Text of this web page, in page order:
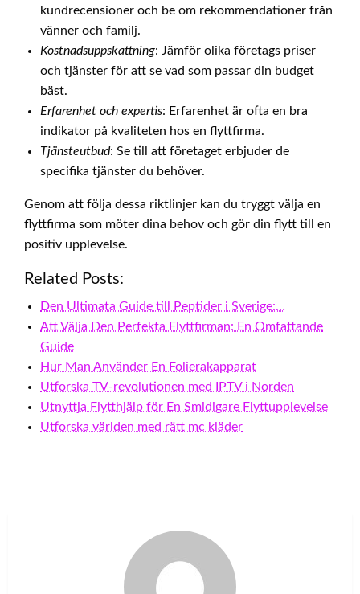
kundrecensioner och be om rekommendationer från
vänner och familj.
Kostnadsuppskattning: Jämför olika företags priser
och tjänster för att se vad som passar din budget
bäst.
Erfarenhet och expertis: Erfarenhet är ofta en bra
indikator på kvaliteten hos en flyttfirma.
Tjänsteutbud: Se till att företaget erbjuder de
specifika tjänster du behöver.
Genom att följa dessa riktlinjer kan du tryggt välja en
flyttfirma som möter dina behov och gör din flytt till en
positiv upplevelse.
Related Posts:
Den Ultimata Guide till Peptider i Sverige:…
Att Välja Den Perfekta Flyttfirman: En Omfattande
Guide
Hur Man Använder En Folierakapparat
Utforska TV-revolutionen med IPTV i Norden
Utnyttja Flytthjälp för En Smidigare Flyttupplevelse
Utforska världen med rätt mc kläder